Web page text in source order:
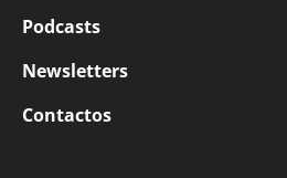
Podcasts
Newsletters
Contactos